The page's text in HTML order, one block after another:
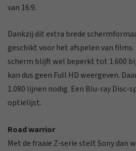
van 16:9.
Dankzij dit extra brede
geschikt voor het afspelen van
scherm blijft wel beperkt tot 1.600
kan dus geen Full HD weergeven.
1.080 lijnen nodig. Een Blu-ray Disc-
optielijst.
Road warrior
Met de fraaie Z-serie stelt Sony dan